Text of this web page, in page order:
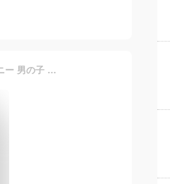
パンツ キッズ もっとゆったりサイズ ストレッチ デニム スキニー 男の子 女の子 子供服 ジュニア服 ボトムス ダークネイビー/ブルー 身長140/150/160/170cm ニッセン nissen